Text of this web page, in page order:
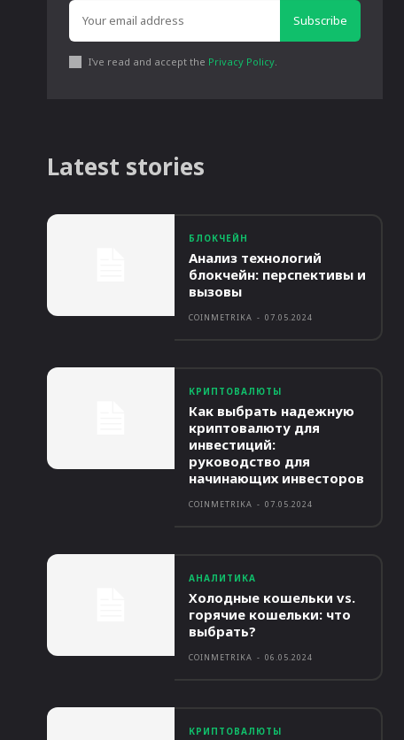
Subscribe
I've read and accept the Privacy Policy.
Latest stories
БЛОКЧЕЙН
Анализ технологий
блокчейн: перспективы и
вызовы
COINMETRIKA - 07.05.2024
КРИПТОВАЛЮТЫ
Как выбрать надежную
криптовалюту для
инвестиций:
руководство для
начинающих инвесторов
COINMETRIKA - 07.05.2024
АНАЛИТИКА
Холодные кошельки vs.
горячие кошельки: что
выбрать?
COINMETRIKA - 06.05.2024
КРИПТОВАЛЮТЫ